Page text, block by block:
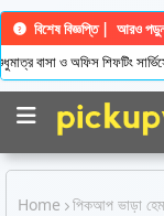
বিশেষ বিজ্ঞপ্তি | আরও
ও অফিস শিফটিং
Home পিকআপ ভাড়া